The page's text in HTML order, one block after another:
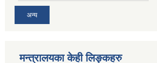
अन्य
मन्त्रालयका केही लिङ्कहरु